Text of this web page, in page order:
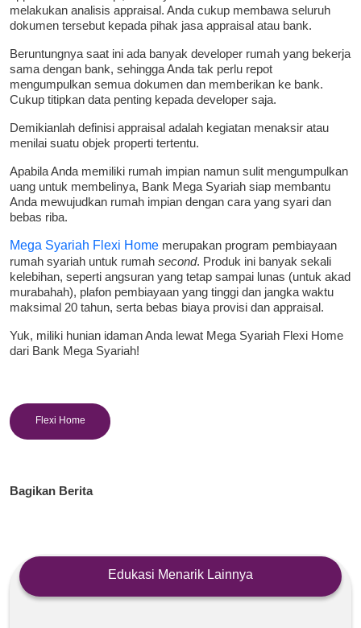
melakukan analisis appraisal. Anda cukup membawa seluruh
dokumen tersebut kepada pihak jasa appraisal atau bank.
Beruntungnya saat ini ada banyak developer rumah yang bekerja
sama dengan bank, sehingga Anda tak perlu repot
mengumpulkan semua dokumen dan memberikan ke bank.
Cukup titipkan data penting kepada developer saja.
Demikianlah definisi appraisal adalah kegiatan menaksir atau
menilai suatu objek properti tertentu.
Apabila Anda memiliki rumah impian namun sulit mengumpulkan
uang untuk membelinya, Bank Mega Syariah siap membantu
Anda mewujudkan rumah impian dengan cara yang syari dan
bebas riba.
Mega Syariah Flexi Home merupakan program pembiayaan
rumah syariah untuk rumah second. Produk ini banyak sekali
kelebihan, seperti angsuran yang tetap sampai lunas (untuk akad
murabahah), plafon pembiayaan yang tinggi dan jangka waktu
maksimal 20 tahun, serta bebas biaya provisi dan appraisal.
Yuk, miliki hunian idaman Anda lewat Mega Syariah Flexi Home
dari Bank Mega Syariah!
Flexi Home
Bagikan Berita
Edukasi Menarik Lainnya